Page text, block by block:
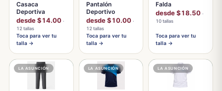
Casaca
Deportiva
desde $14.00 ·
12 tallas
Toca para ver tu
talla →
Pantalón
Deportivo
desde $10.00 ·
12 tallas
Toca para ver tu
talla →
Falda
desde $18.50 ·
10 tallas
Toca para ver tu
talla →
LA ASUNCIÓN LA ASUNCIÓN LA ASUNCIÓN